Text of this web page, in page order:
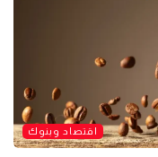
اقتصاد وبنوك